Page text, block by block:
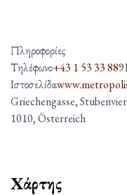
Πληροφορίες
Τηλέφωνο+43 1 53 33 889
Ιστοσελίδα
Griechengasse,
1010, Österreich
Χάρτης